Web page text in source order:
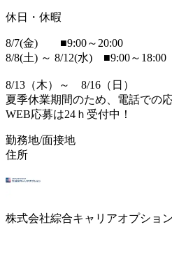
休日・休暇
8/7(金) ■9:00～20:00
8/8(土) ～ 8/12(水) ■9:00～18:00
8/13（木）～ 8/16（日）
夏季休業期間のため、電話での
WEB応募は24ｈ受付中！
勤務地/面接地
住所
株式会社綜合キャリアオプショ